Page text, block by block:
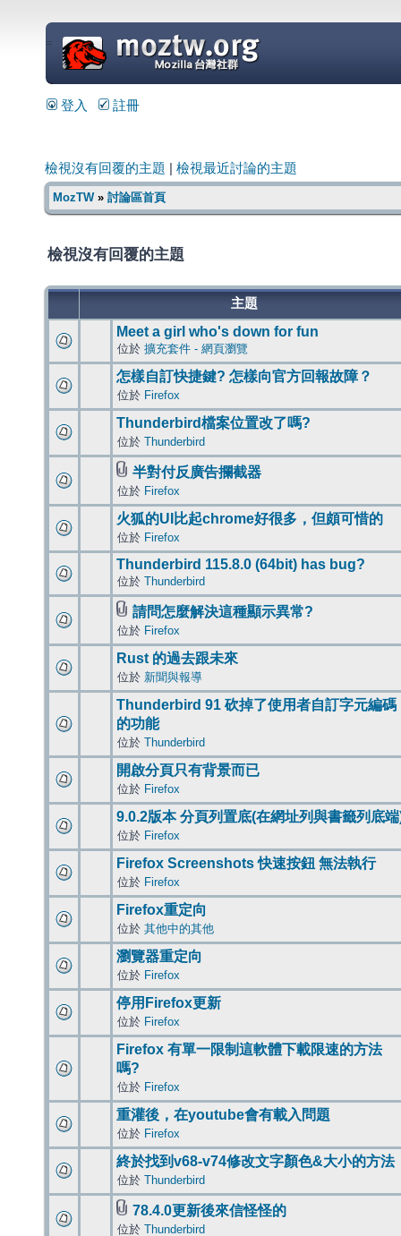
=
登入 註冊
檢視沒有回覆的主題 檢視最近討論的主題
MozTW» 討論區首頁
檢視沒有回覆的主題
主題
Meet a girl who's down for fun
位於 擴充套件 - 網頁瀏覽
怎樣自訂快捷鍵? 怎樣向官方回報故障？
位於 Firefox
Thunderbird檔案位置改了嗎?
位於 Thunderbird
半對付反廣告攔截器
位於 Firefox
火狐的UI比起chrome好很多，但頗可惜的
位於 Firefox
Thunderbird 115.8.0 (64bit) has bug?
位於 Thunderbird
請問怎麼解決這種顯示異常?
位於 Firefox
Rust 的過去跟未來
位於 新聞與報導
Thunderbird 91 砍掉了使用者自訂字元編碼
的功能
位於 Thunderbird
開啟分頁只有背景而已
位於 Firefox
9.0.2版本 分頁列置底(在網址列與書籤列底
位於 Firefox
Firefox Screenshots 快速按鈕 無法執行
位於 Firefox
Firefox重定向
位於 其他中的其他
瀏覽器重定向
位於 Firefox
停用Firefox更新
位於 Firefox
Firefox 有單一限制這軟體下載限速的方法
嗎?
位於 Firefox
重灌後，在youtube會有載入問題
位於 Firefox
終於找到v68-v74修改文字顏色&大小的方法
位於 Thunderbird
78.4.0更新後來信怪怪的
位於 Thunderbird